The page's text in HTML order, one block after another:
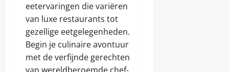
eetervaringen die variëren
van luxe restaurants tot
gezellige eetgelegenheden.
Begin je culinaire avontuur
met de verfijnde gerechten